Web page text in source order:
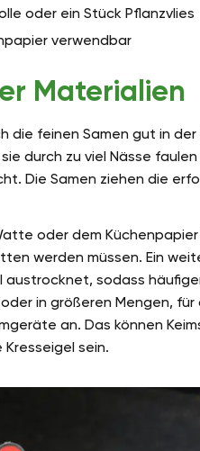
oder ein Stück Pflanzvlies
verwendbar
Materialien
die feinen Samen gut in
durch zu viel Nässe
Die Samen ziehen die
oder dem
werden müssen. Ein
sodass
in größeren Mengen,
an. Das können
sein.